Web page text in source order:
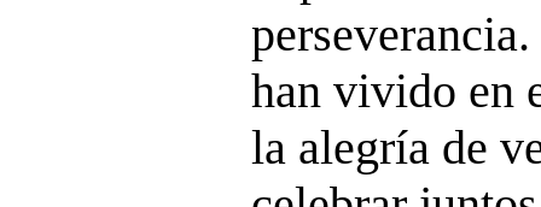
han vivido en
la alegría de